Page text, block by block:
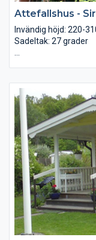
Attefallshus -
Invändig höjd: 220-
Sadeltak: 27 grader
Väggar: Reglar rpl
Tak: Råspont 22x95
Golv: Råspont
Dörr: Förrådsdörr
2-glas fönster: 2 st